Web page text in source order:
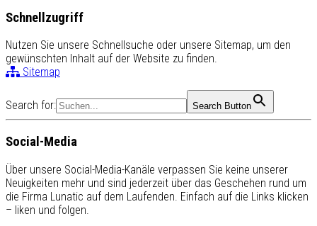
Schnellzugriff
Nutzen Sie unsere Schnellsuche oder unsere Sitemap, um den
gewünschten Inhalt auf der Website zu finden.
Sitemap
Search for: Search Button
Social-Media
Über unsere Social-Media-Kanäle verpassen Sie keine unserer
Neuigkeiten mehr und sind jederzeit über das Geschehen rund um
die Firma Lunatic auf dem Laufenden. Einfach auf die Links klicken
– liken und folgen.